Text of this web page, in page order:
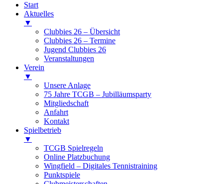
Start
Aktuelles
▼
Clubbies 26 – Übersicht
Clubbies 26 – Termine
Jugend Clubbies 26
Veranstaltungen
Verein
▼
Unsere Anlage
75 Jahre TCGB – Jubilläumsparty
Mitgliedschaft
Anfahrt
Kontakt
Spielbetrieb
▼
TCGB Spielregeln
Online Platzbuchung
Wingfield – Digitales Tennistraining
Punktspiele